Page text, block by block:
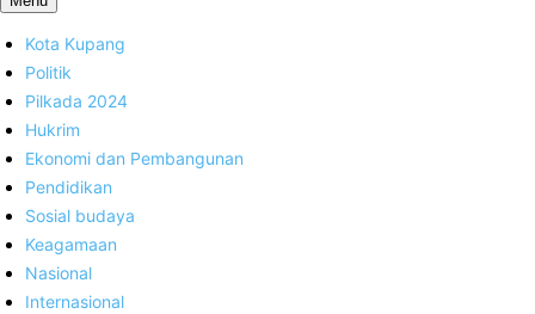
Kota Kupang
Politik
Pilkada 2024
Hukrim
Ekonomi dan Pembangunan
Pendidikan
Sosial budaya
Keagamaan
Nasional
Internasional